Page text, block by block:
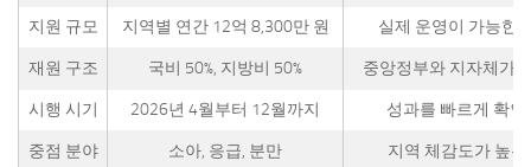
지원 규모 지역별 연간 12억 8,300만 원 실제 운영이 가능한
재원 구조 국비 50%, 지방비 50% 중앙정부와 지자체가
시행 시기 2026년 4월부터 12월까지 성과를 빠르게 확
중점 분야 소아, 응급, 분만 지역 체감도가 높